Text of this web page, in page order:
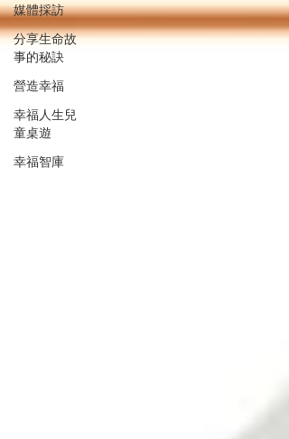
媒體採訪
分享生命故
事的秘訣
營造幸福
幸福人生兒
童桌遊
幸福智庫